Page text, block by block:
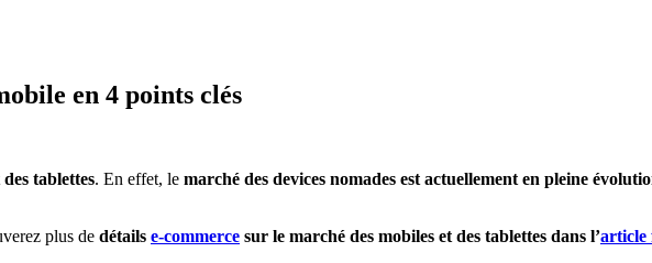
en 4 points clés
tablettes. En effet, le marché des devices nomades est actuellement en pleine
plus de détails e-commerce sur le marché des mobiles et des tablettes dans l’article